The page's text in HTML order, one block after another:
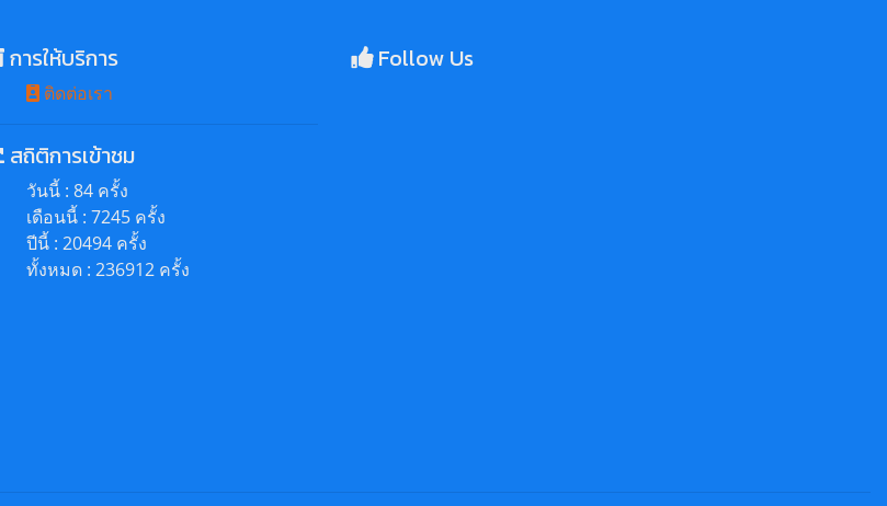
การให้บริการ
ติดต่อเรา
สถิติการเข้าชม
วันนี้ : 84 ครั้ง
เดือนนี้ : 7245 ครั้ง
ปีนี้ : 20494 ครั้ง
ทั้งหมด : 236912 ครั้ง
Follow Us